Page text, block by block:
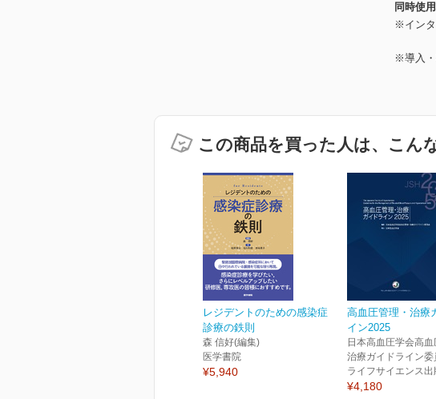
同時使
※インタ
※導入
この商品を買った人は、こん
レジデントのための感染症
診療の鉄則
森 信好(編集)
医学書院
¥5,940
高血圧管理・治療
イン2025
日本高血圧学会高血
治療ガイドライン委
ライフサイエンス出
¥4,180